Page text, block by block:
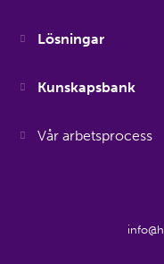
Lösningar
Kunskapsbank
Vår arbetsprocess